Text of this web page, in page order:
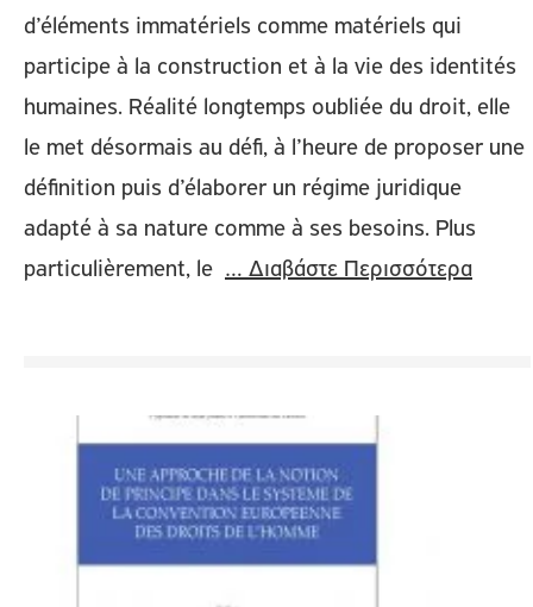
d’éléments immatériels comme matériels qui
participe à la construction et à la vie des identités
humaines. Réalité longtemps oubliée du droit, elle
le met désormais au défi, à l’heure de proposer une
définition puis d’élaborer un régime juridique
adapté à sa nature comme à ses besoins. Plus
particulièrement, le … Διαβάστε Περισσότερα